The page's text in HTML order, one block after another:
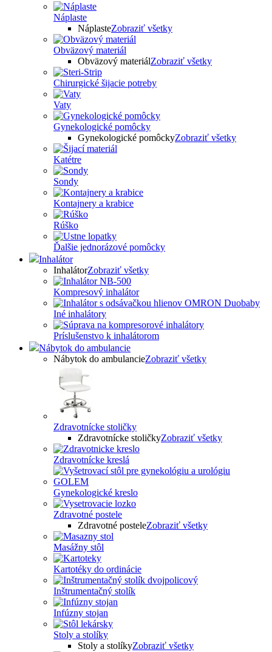
Náplaste
NáplasteZobraziť všetky
Obväzový materiál
Obväzový materiálZobraziť všetky
Chirurgické šijacie potreby
Vaty
Gynekologické pomôcky
Gynekologické pomôckyZobraziť všetky
Katétre
Sondy
Kontajnery a krabice
Rúško
Ďalšie jednorázové pomôcky
Inhalátor
InhalátorZobraziť všetky
Kompresový inhalátor
Iné inhalátory
Príslušenstvo k inhalátorom
Nábytok do ambulancie
Nábytok do ambulancieZobraziť všetky
Zdravotnícke stoličky
Zdravotnícke stoličkyZobraziť všetky
Zdravotnícke kreslá
Gynekologické kreslo
Zdravotné postele
Zdravotné posteleZobraziť všetky
Masážny stôl
Kartotéky do ordinácie
Inštrumentačný stolík
Infúzny stojan
Stoly a stolíky
Stoly a stolíkyZobraziť všetky